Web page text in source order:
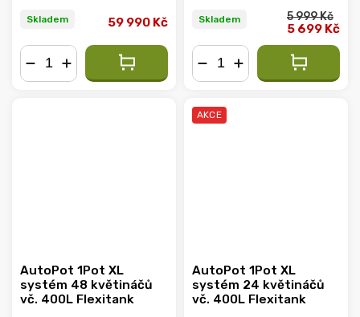
Skladem 59 990 Kč Skladem 5 999 Kč
5 699 Kč
AutoPot 1Pot XL
systém 48 květináčů
vč. 400L Flexitank
AKCE
AutoPot 1Pot XL
systém 24 květináčů
vč. 400L Flexitank